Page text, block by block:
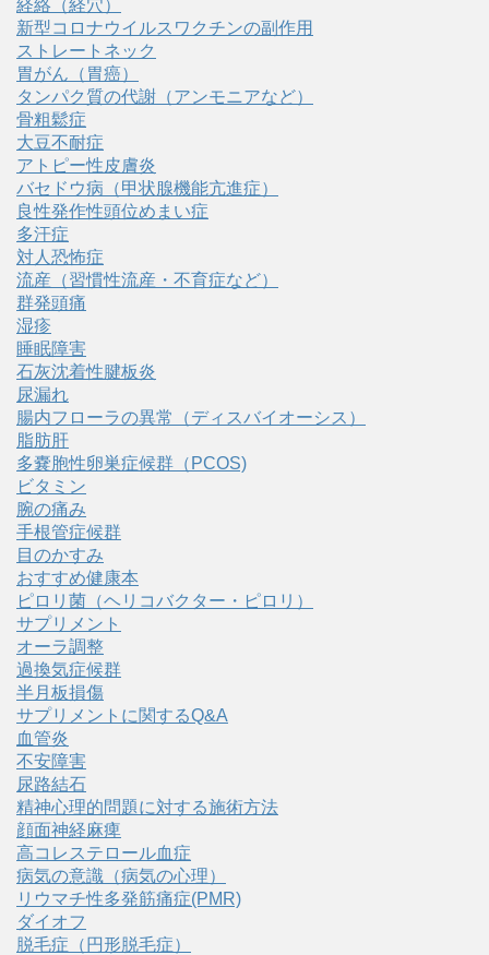
経絡（経穴）
新型コロナウイルスワクチンの副作用
ストレートネック
胃がん（胃癌）
タンパク質の代謝（アンモニアなど）
骨粗鬆症
大豆不耐症
アトピー性皮膚炎
バセドウ病（甲状腺機能亢進症）
良性発作性頭位めまい症
多汗症
対人恐怖症
流産（習慣性流産・不育症など）
群発頭痛
湿疹
睡眠障害
石灰沈着性腱板炎
尿漏れ
腸内フローラの異常（ディスバイオーシス）
脂肪肝
多嚢胞性卵巣症候群（PCOS)
ビタミン
腕の痛み
手根管症候群
目のかすみ
おすすめ健康本
ピロリ菌（ヘリコバクター・ピロリ）
サプリメント
オーラ調整
過換気症候群
半月板損傷
サプリメントに関するQ&A
血管炎
不安障害
尿路結石
精神心理的問題に対する施術方法
顔面神経麻痺
高コレステロール血症
病気の意識（病気の心理）
リウマチ性多発筋痛症(PMR)
ダイオフ
脱毛症（円形脱毛症）